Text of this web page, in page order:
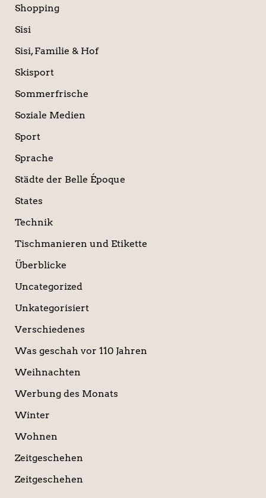
Shopping
Sisi
Sisi, Familie & Hof
Skisport
Sommerfrische
Soziale Medien
Sport
Sprache
Städte der Belle Époque
States
Technik
Tischmanieren und Etikette
Überblicke
Uncategorized
Unkategorisiert
Verschiedenes
Was geschah vor 110 Jahren
Weihnachten
Werbung des Monats
Winter
Wohnen
Zeitgeschehen
Zeitgeschehen